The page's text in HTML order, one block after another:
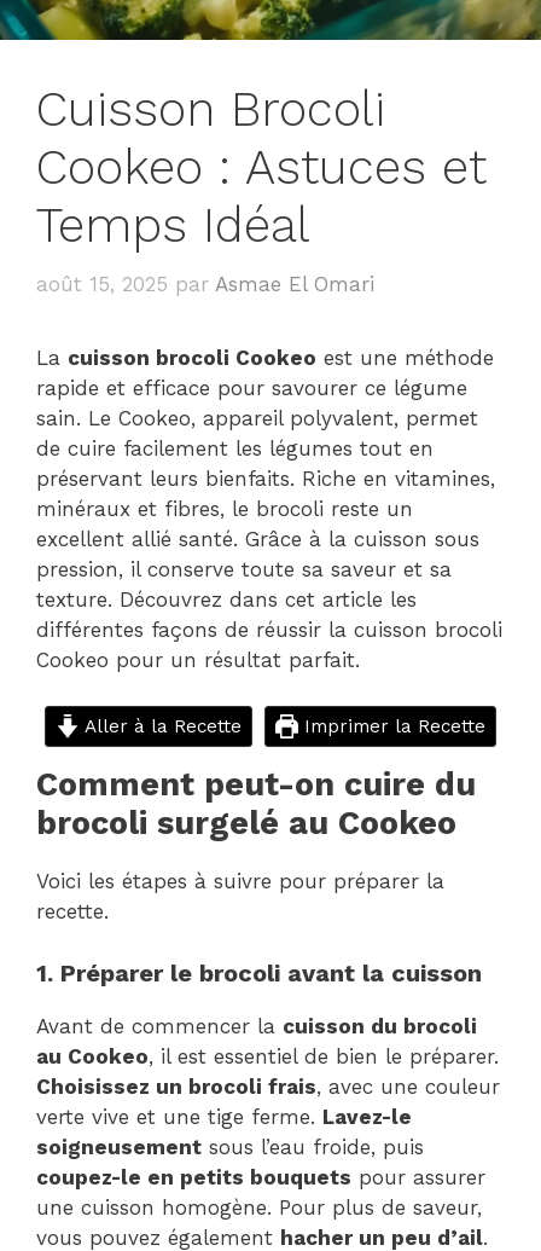
Cuisson Brocoli
Cookeo : Astuces et
Temps Idéal
août 15, 2025 par Asmae El Omari
La cuisson brocoli Cookeo est une méthode
rapide et efficace pour savourer ce légume
sain. Le Cookeo, appareil polyvalent, permet
de cuire facilement les légumes tout en
préservant leurs bienfaits. Riche en vitamines,
minéraux et fibres, le brocoli reste un
excellent allié santé. Grâce à la cuisson sous
pression, il conserve toute sa saveur et sa
texture. Découvrez dans cet article les
différentes façons de réussir la cuisson brocoli
Cookeo pour un résultat parfait.
Aller à la Recette Imprimer la Recette
Comment peut-on cuire du
brocoli surgelé au Cookeo
Voici les étapes à suivre pour préparer la
recette.
1. Préparer le brocoli avant la cuisson
Avant de commencer la cuisson du brocoli
au Cookeo, il est essentiel de bien le préparer.
Choisissez un brocoli frais, avec une couleur
verte vive et une tige ferme. Lavez-le
soigneusement sous l’eau froide, puis
coupez-le en petits bouquets pour assurer
une cuisson homogène. Pour plus de saveur,
vous pouvez également hacher un peu d’ail.